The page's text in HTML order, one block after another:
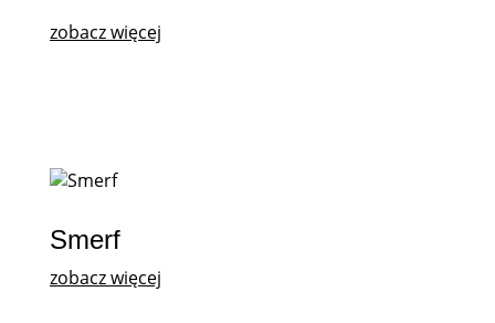
zobacz więcej
Smerf
zobacz więcej